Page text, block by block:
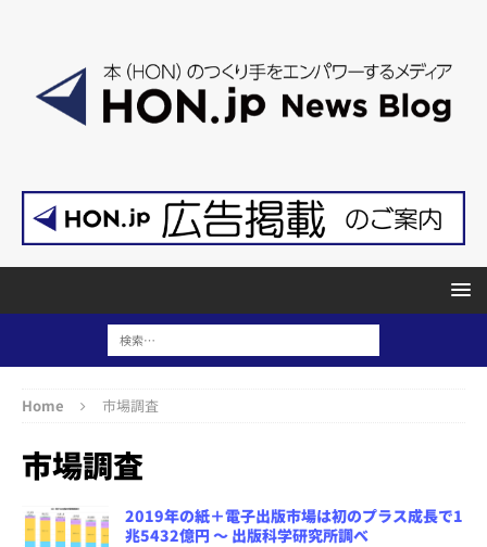
Home 市場調査
市場調査
2019年の紙＋電子出版市場は初のプラス成長で1
兆5432億円 ～ 出版科学研究所調べ